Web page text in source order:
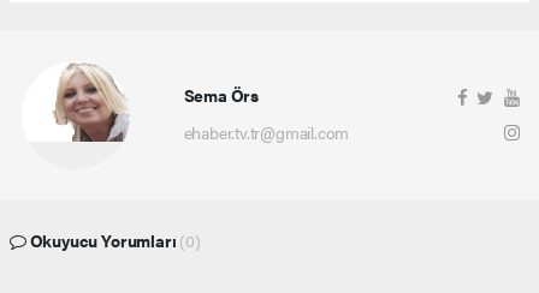
Sema Örs
ehaber.tv.tr@gmail.com
Okuyucu Yorumları (0)